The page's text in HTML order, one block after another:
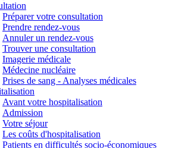
Préparer votre consultation
Prendre rendez-vous
Annuler un rendez-vous
Trouver une consultation
Imagerie médicale
Médecine nucléaire
Prises de sang - Analyses médicales
Avant votre hospitalisation
Admission
Votre séjour
Les coûts d'hospitalisation
Patients en difficultés socio-économiques